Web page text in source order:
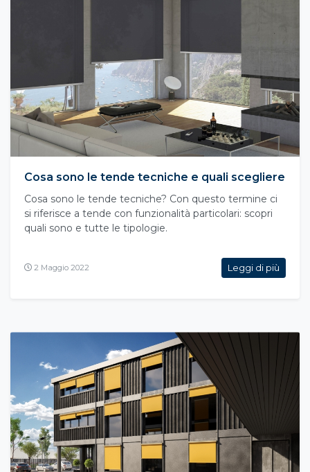
Cosa sono le tende tecniche e quali scegliere
Cosa sono le tende tecniche? Con questo termine ci
si riferisce a tende con funzionalità particolari: scopri
quali sono e tutte le tipologie.
2 Maggio 2022 Leggi di più